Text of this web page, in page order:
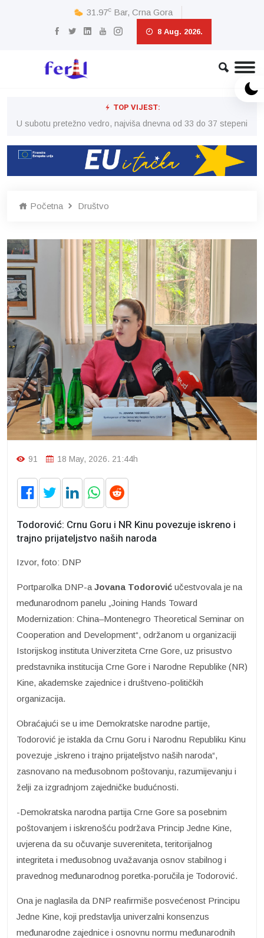
31.97c Bar, Crna Gora
8 Aug. 2026.
TOP VIJEST:
U subotu pretežno vedro, najviša dnevna od 33 do 37 stepeni
Početna Društvo
91 18 May, 2026. 21:44h
Todorović: Crnu Goru i NR Kinu povezuje iskreno i
trajno prijateljstvo naših naroda
Izvor, foto: DNP
Portparolka DNP-a Jovana Todorović učestvovala je na
međunarodnom panelu „Joining Hands Toward
Modernization: China–Montenegro Theoretical Seminar on
Cooperation and Development“, održanom u organizaciji
Istorijskog instituta Univerziteta Crne Gore, uz prisustvo
predstavnika institucija Crne Gore i Narodne Republike (NR)
Kine, akademske zajednice i društveno-političkih
organizacija.
Obraćajući se u ime Demokratske narodne partije,
Todorović je istakla da Crnu Goru i Narodnu Republiku Kinu
povezuje „iskreno i trajno prijateljstvo naših naroda“,
zasnovano na međusobnom poštovanju, razumijevanju i
želji za izgradnjom zajedničke budućnosti.
-Demokratska narodna partija Crne Gore sa posebnim
poštovanjem i iskrenošću podržava Princip Jedne Kine,
uvjerena da su očuvanje suvereniteta, teritorijalnog
integriteta i međusobnog uvažavanja osnov stabilnog i
pravednog međunarodnog poretka-poručila je Todorović.
Ona je naglasila da DNP reafirmiše posvećenost Principu
Jedne Kine, koji predstavlja univerzalni konsenzus
međunarodne zajednice i osnovnu normu međunarodnih